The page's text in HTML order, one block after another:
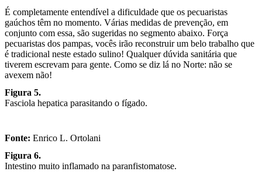
É completamente entendível a dificuldade que os pecuaristas
gaúchos têm no momento. Várias medidas de prevenção, em
conjunto com essa, são sugeridas no segmento abaixo. Força
pecuaristas dos pampas, vocês irão reconstruir um belo trabalho que
é tradicional neste estado sulino! Qualquer dúvida sanitária que
tiverem escrevam para gente. Como se diz lá no Norte: não se
avexem não!
Figura 5.
Fasciola hepatica parasitando o fígado.
Fonte: Enrico L. Ortolani
Figura 6.
Intestino muito inflamado na paranfistomatose.